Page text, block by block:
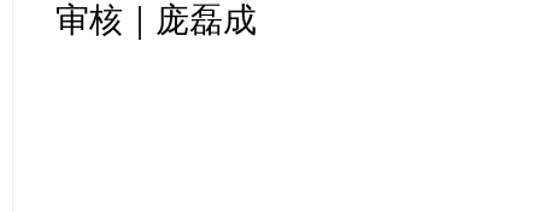
审核｜庞磊成